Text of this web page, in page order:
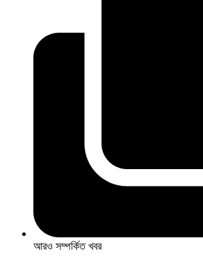
আরও সম্পর্কিত খবর